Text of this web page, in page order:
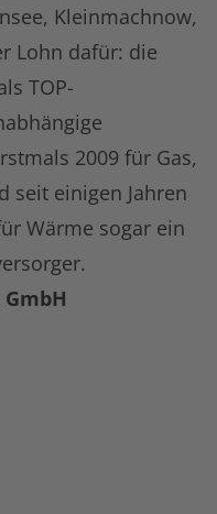
Kleinmachnow,
Lohn dafür: die
TOP-
2009 für Gas,
seit einigen Jahren
Wärme sogar ein